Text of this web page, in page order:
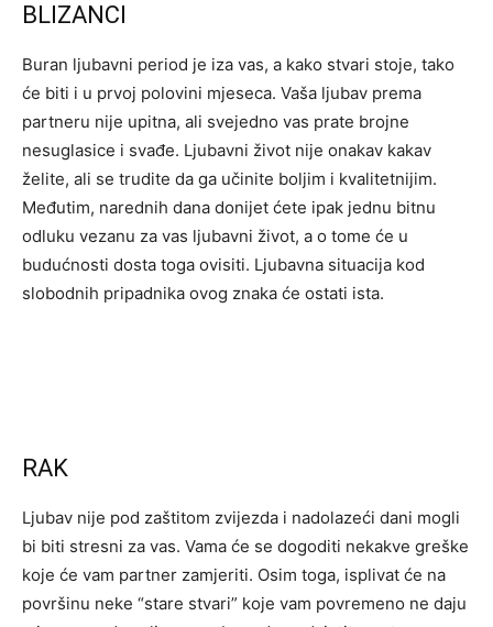
BLIZANCI
Buran ljubavni period je iza vas, a kako stvari stoje, tako
će biti i u prvoj polovini mjeseca. Vaša ljubav prema
partneru nije upitna, ali svejedno vas prate brojne
nesuglasice i svađe. Ljubavni život nije onakav kakav
želite, ali se trudite da ga učinite boljim i kvalitetnijim.
Međutim, narednih dana donijet ćete ipak jednu bitnu
odluku vezanu za vas ljubavni život, a o tome će u
budućnosti dosta toga ovisiti. Ljubavna situacija kod
slobodnih pripadnika ovog znaka će ostati ista.
RAK
Ljubav nije pod zaštitom zvijezda i nadolazeći dani mogli
bi biti stresni za vas. Vama će se dogoditi nekakve greške
koje će vam partner zamjeriti. Osim toga, isplivat će na
površinu neke “stare stvari” koje vam povremeno ne daju